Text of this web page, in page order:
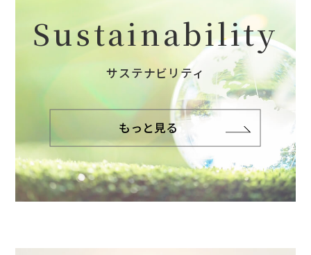
Sustainability
サステナビリティ
もっと見る